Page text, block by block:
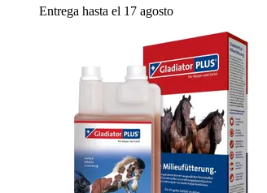
Entrega hasta el 17 agosto